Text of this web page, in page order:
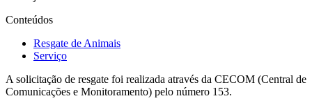
Conteúdos
Resgate de Animais
Serviço
A solicitação de resgate foi realizada através da CECOM (Central de
Comunicações e Monitoramento) pelo número 153.